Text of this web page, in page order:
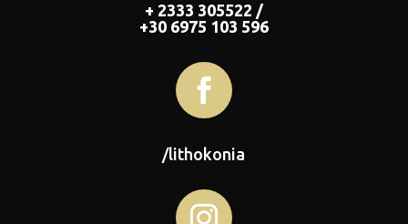
+ 2333 305522 /
+30 6975 103 596

/lithokonia
